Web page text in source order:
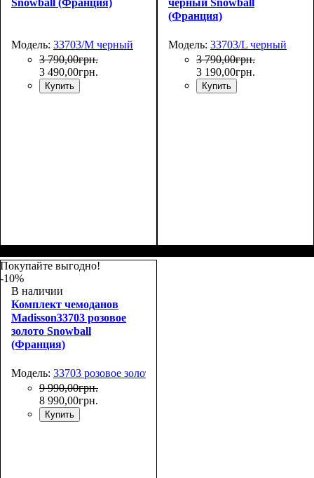
Snowball (Франция)
Модель: 33703/M черный
3 790,00грн.
3 490,00грн.
Купить
66х44х27
черный Snowball
(Франция)
Модель: 33703/L черный
3 790,00грн.
3 190,00грн.
Купить
Покупайте выгодно!
-10%
В наличии
Комплект чемоданов
Madisson33703 розовое
золото Snowball
(Франция)
Модель: 33703 розовое золото
9 990,00грн.
8 990,00грн.
Купить